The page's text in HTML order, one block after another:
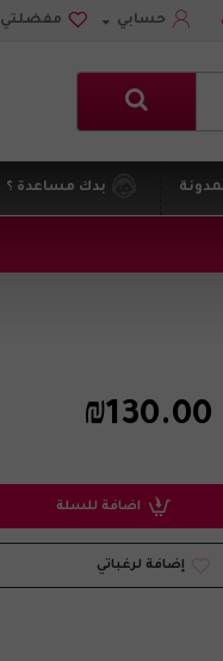
حسابي مفضلتي
بدك مساعدة ؟
₪130.00
اضافة للسلة
إضافة لرغباتي